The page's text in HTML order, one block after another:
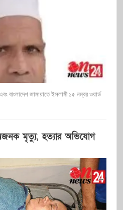
বাংলাদেশ জামায়াতে ইসলামী ১৫ নম্বর ওয়ার্ড
মৃত্যু, হত্যার অভিযোগ